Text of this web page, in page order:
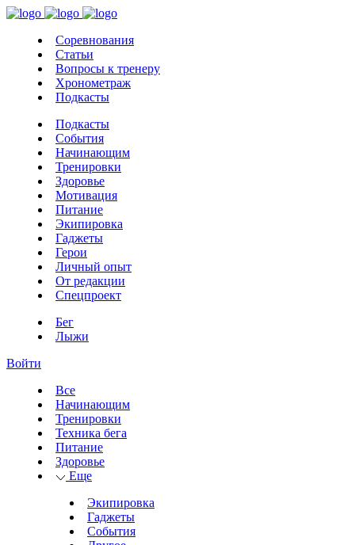
Соревнования
Статьи
Вопросы к тренеру
Хронометраж
Подкасты
Подкасты
События
Начинающим
Тренировки
Здоровье
Мотивация
Питание
Экипировка
Гаджеты
Герои
Личный опыт
От редакции
Спецпроект
Бег
Лыжи
Войти
Все
Начинающим
Тренировки
Техника бега
Питание
Здоровье
Еще
Экипировка
Гаджеты
События